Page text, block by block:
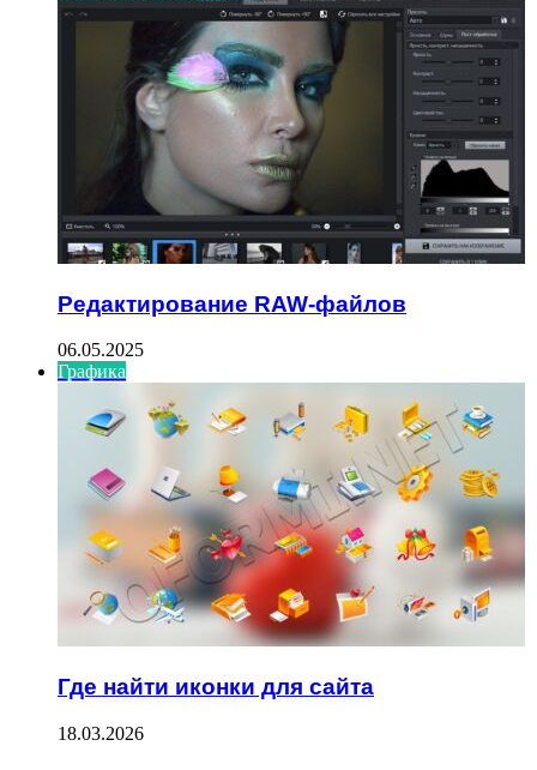
Редактирование RAW-файлов
06.05.2025
Графика
Где найти иконки для сайта
18.03.2026